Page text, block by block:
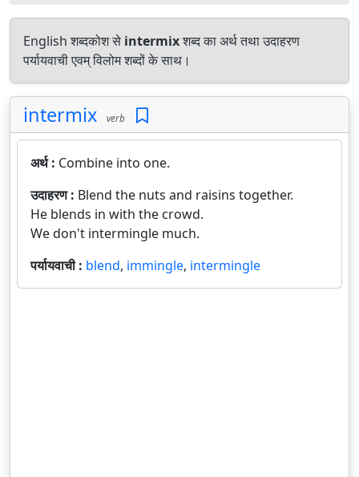
English शब्दकोश से intermixशब्द का अर्थ तथा उदाहरण
पर्यायवाची एवम् विलोम शब्दों के साथ।
intermix verb
अर्थ : Combine into one.
उदाहरण : Blend the nuts and raisins together.
He blends in with the crowd.
We don't intermingle much.
पर्यायवाची : blend, immingle, intermingle